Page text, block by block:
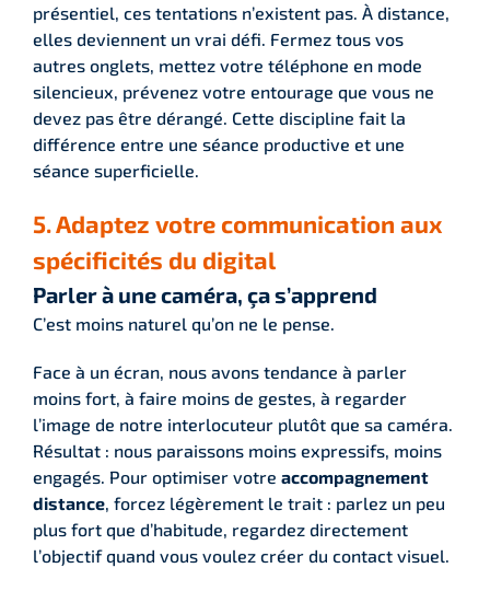
présentiel, ces tentations n’existent pas. À distance,
elles deviennent un vrai défi. Fermez tous vos
autres onglets, mettez votre téléphone en mode
silencieux, prévenez votre entourage que vous ne
devez pas être dérangé. Cette discipline fait la
différence entre une séance productive et une
séance superficielle.
5. Adaptez votre communication aux
spécificités du digital
Parler à une caméra, ça s’apprend
C’est moins naturel qu’on ne le pense.
Face à un écran, nous avons tendance à parler
moins fort, à faire moins de gestes, à regarder
l’image de notre interlocuteur plutôt que sa caméra.
Résultat : nous paraissons moins expressifs, moins
engagés. Pour optimiser votre accompagnement
distance , forcez légèrement le trait : parlez un peu
plus fort que d’habitude, regardez directement
l’objectif quand vous voulez créer du contact visuel.